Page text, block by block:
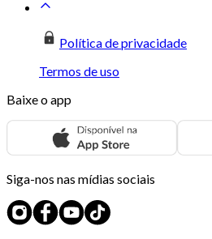
Política de privacidade
Termos de uso
Baixe o app
Siga-nos nas mídias sociais